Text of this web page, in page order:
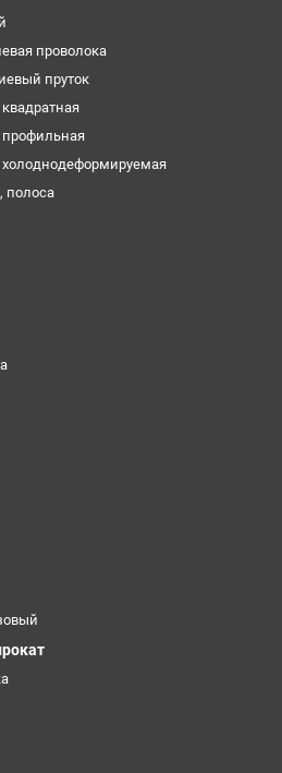
проволока
пруток